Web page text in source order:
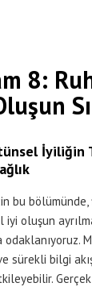
8:
İyiliğin
bu
oluşun
sürekli bilgi